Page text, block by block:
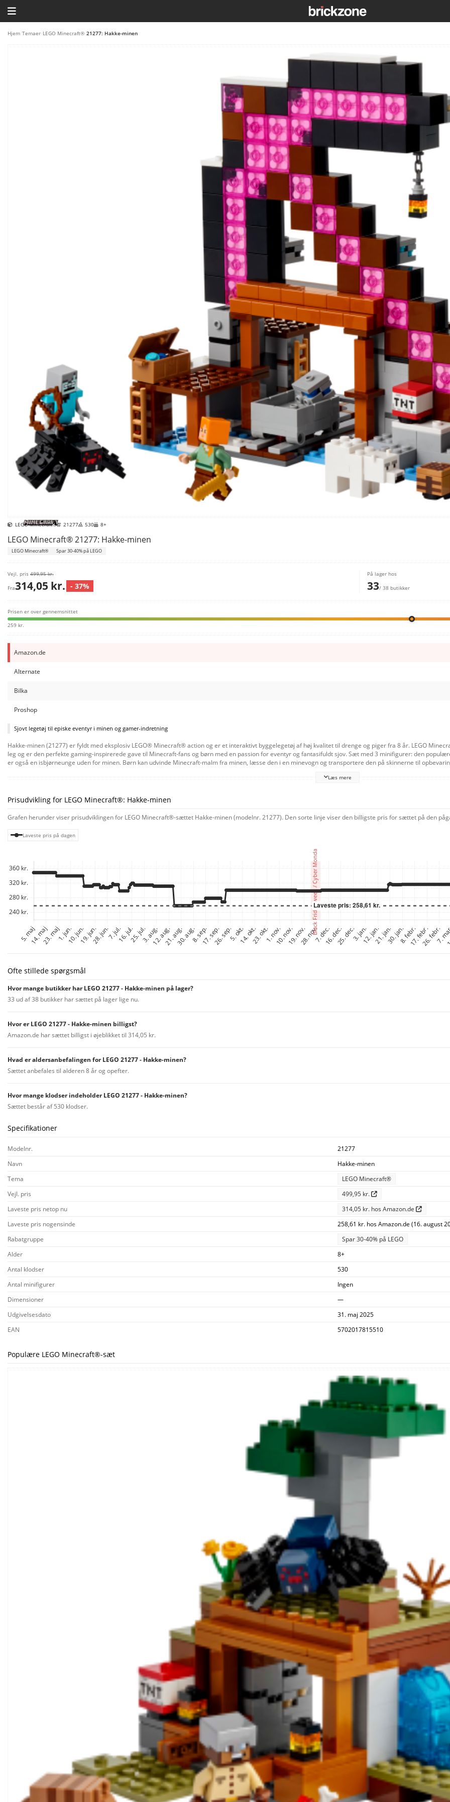
HJEM
Hjem Temaer LEGO Minecraft® 21277: Hakke-minen
LEGO Minecraft® 21277 530 8+
LEGO Minecraft® 21277: Hakke-minen
LEGO Minecraft® Spar 30-40% på LEGO
Vejl. pris 499,95 kr.
Fra314,05 kr. - 37%
På lager hos
33/ 38 butikker
Prisen er over gennemsnittet
259 kr.
Amazon.de
Alternate
Bilka
Proshop
Sjovt legetøj til episke eventyr i minen og gamer-indretning
Hakke-minen (21277) er fyldt med eksplosiv LEGO® Minecraft® action og er et interaktivt byggelegetøj af høj kvalitet til drenge og piger fra 8 år. LEGO
leg og er den perfekte gaming-inspirerede gave til Minecraft-fans og børn med en passion for eventyr og fantasifuldt sjov. Sæt med 3 minifigurer: den
er også en isbjørneunge uden for minen. Børn kan udvinde Minecraft-malm fra minen, læsse den i en minevogn og transportere den på skinnerne til
Læs mere
Prisudvikling for LEGO Minecraft®: Hakke-minen
Grafen herunder viser prisudviklingen for LEGO Minecraft®-sættet Hakke-minen (modelnr. 21277). Den sorte linje viser den billigste pris for sættet på den
Laveste pris på dagen
Ofte stillede spørgsmål
Hvor mange butikker har LEGO 21277 - Hakke-minen på lager?
33 ud af 38 butikker har sættet på lager lige nu.
Hvor er LEGO 21277 - Hakke-minen billigst?
Amazon.de har sættet billigst i øjeblikket til 314,05 kr.
Hvad er aldersanbefalingen for LEGO 21277 - Hakke-minen?
Sættet anbefales til alderen 8 år og opefter.
Hvor mange klodser indeholder LEGO 21277 - Hakke-minen?
Sættet består af 530 klodser.
Specifikationer
Modelnr.
21277
Navn
Hakke-minen
Tema
LEGO Minecraft®
Vejl. pris
499,95 kr.
Laveste pris netop nu
314,05 kr. hos Amazon.de
Laveste pris nogensinde
258,61 kr. hos Amazon.de (16. august
Rabatgruppe
Spar 30-40% på LEGO
Alder
8+
Antal klodser
530
Antal minifigurer
Ingen
Dimensioner
—
Udgivelsesdato
31. maj 2025
EAN
5702017815510
Populære LEGO Minecraft®-sæt